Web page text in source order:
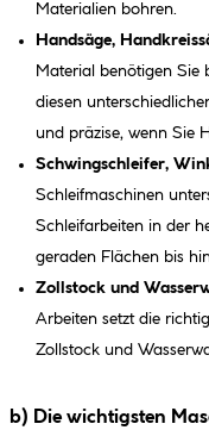
Materialien bohren.
Handsäge,
Material benötigen Sie
diesen
und präzise, wenn Sie
Schwingschleifer,
Schleifmaschinen
Schleifarbeiten in der
geraden Flächen bis
Zollstock und
Arbeiten setzt die
Zollstock und
b) Die wichtigsten